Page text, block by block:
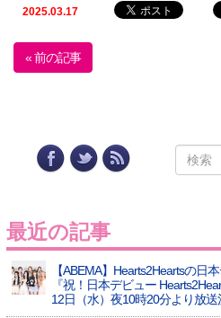
2025.03.17
« 前の記事
最近の記事
【ABEMA】Hearts2Heartsの日
『祝！日本デビュー
12日（水）夜10時20分より放送